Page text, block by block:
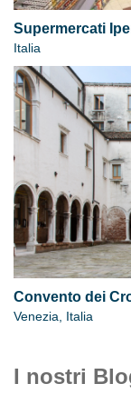
Supermercati
Italia
Convento dei
Venezia, Italia
I nostri